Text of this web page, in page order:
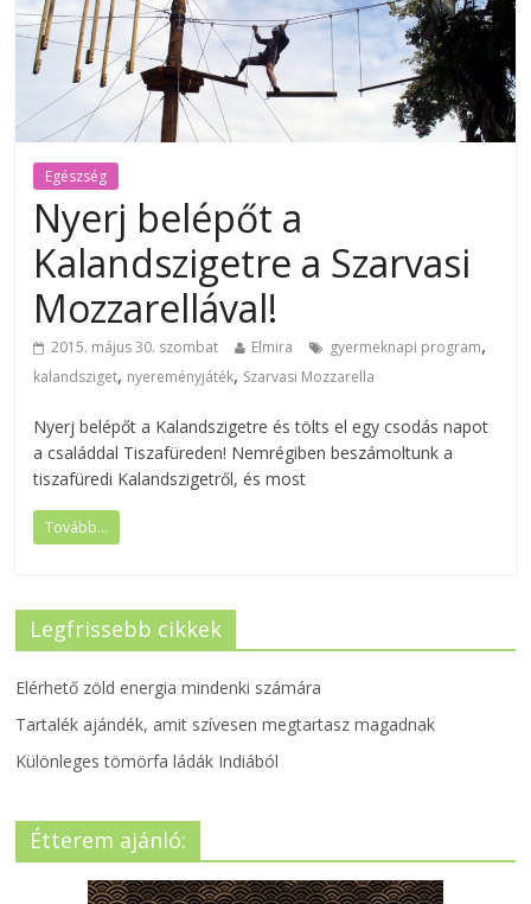
Egészség
Nyerj belépőt a
Kalandszigetre a Szarvasi
Mozzarellával!
2015. május 30. szombat Elmira gyermeknapi program,
kalandsziget, nyereményjáték, Szarvasi Mozzarella
Nyerj belépőt a Kalandszigetre és tölts el egy csodás napot
a családdal Tiszafüreden! Nemrégiben beszámoltunk a
tiszafüredi Kalandszigetről, és most
Tovább...
Legfrissebb cikkek
Elérhető zöld energia mindenki számára
Tartalék ajándék, amit szívesen megtartasz magadnak
Különleges tömörfa ládák Indiából
Étterem ajánló: